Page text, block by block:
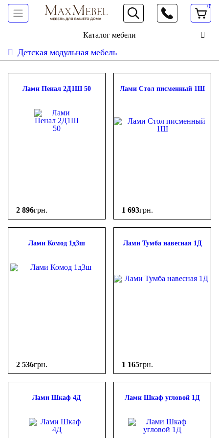
066 472 19 61
0
Каталог мебели
Детская модульная мебель
ФИЛЬТР
-
грн.
Лами Пенал 2Д1Ш 50
2 896грн.
Лами Стол писменный 1Ш
1 693грн.
Лами Комод 1д3ш
2 536грн.
Лами Тумба навесная 1Д
1 165грн.
Лами Шкаф 4Д Лами Шкаф угловой 1Д